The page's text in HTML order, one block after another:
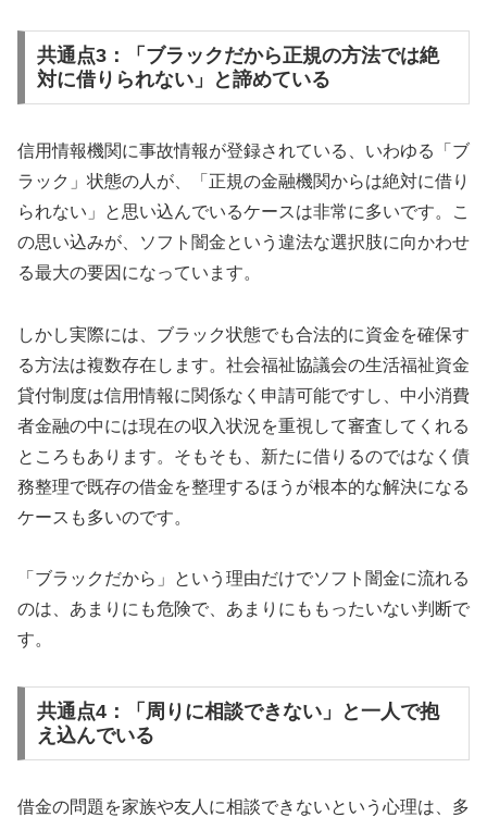
共通点3：「ブラックだから正規の方法では絶
対に借りられない」と諦めている
信用情報機関に事故情報が登録されている、いわゆる「ブ
ラック」状態の人が、「正規の金融機関からは絶対に借り
られない」と思い込んでいるケースは非常に多いです。こ
の思い込みが、ソフト闇金という違法な選択肢に向かわせ
る最大の要因になっています。
しかし実際には、ブラック状態でも合法的に資金を確保す
る方法は複数存在します。社会福祉協議会の生活福祉資金
貸付制度は信用情報に関係なく申請可能ですし、中小消費
者金融の中には現在の収入状況を重視して審査してくれる
ところもあります。そもそも、新たに借りるのではなく債
務整理で既存の借金を整理するほうが根本的な解決になる
ケースも多いのです。
「ブラックだから」という理由だけでソフト闇金に流れる
のは、あまりにも危険で、あまりにももったいない判断で
す。
共通点4：「周りに相談できない」と一人で抱
え込んでいる
借金の問題を家族や友人に相談できないという心理は、多